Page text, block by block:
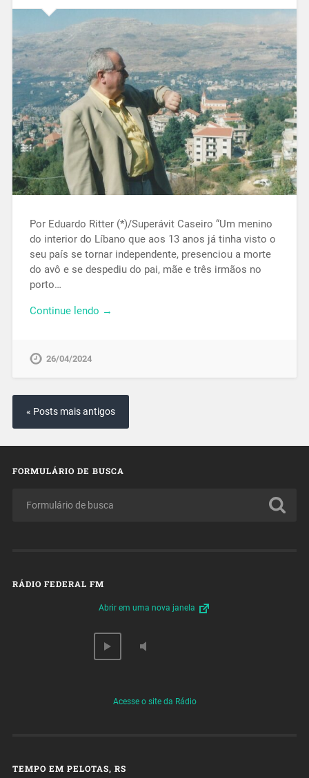
Por Eduardo Ritter (*)/Superávit Caseiro “Um menino
do interior do Líbano que aos 13 anos já tinha visto o
seu país se tornar independente, presenciou a morte
do avô e se despediu do pai, mãe e três irmãos no
porto…
Continue lendo →
26/04/2024
« Posts mais antigos
FORMULÁRIO DE BUSCA
RÁDIO FEDERAL FM
Abrir em uma nova janela
Acesse o site da Rádio
TEMPO EM PELOTAS, RS